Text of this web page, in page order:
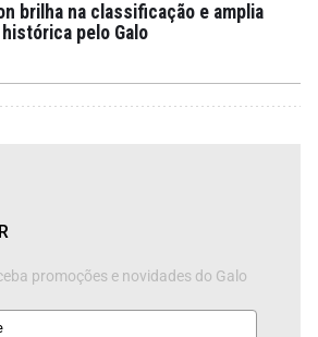
brilha na classificação e amplia
pelo Galo
promoções e novidades do Galo